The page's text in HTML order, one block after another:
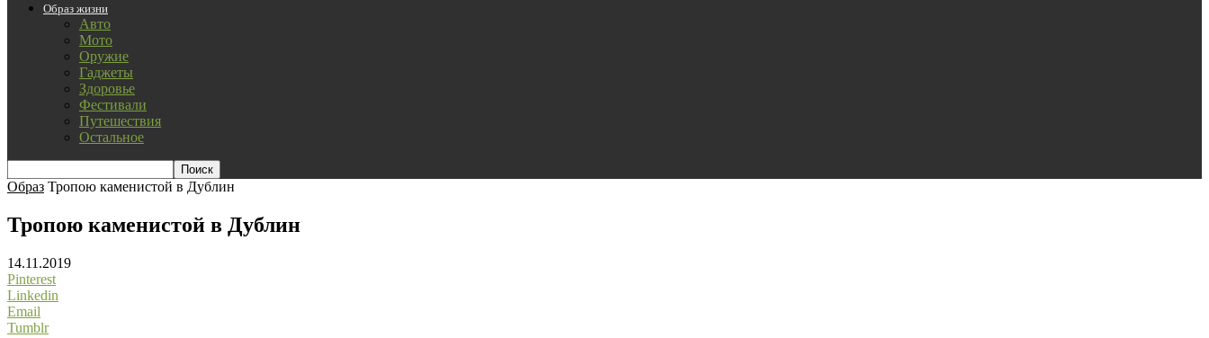
Образ жизни
Авто
Мото
Оружие
Гаджеты
Здоровье
Фестивали
Путешествия
Остальное
Образ Тропою каменистой в Дублин
Тропою каменистой в Дублин
14.11.2019
Pinterest
Linkedin
Email
Tumblr